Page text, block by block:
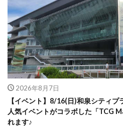
2026年8月7日
【イベント】8/16(日)和泉シティ
人気イベントがコラボした「TCG
れます♪